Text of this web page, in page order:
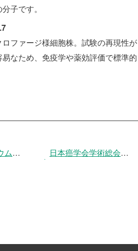
子です。
ファージ様細胞株。試験の再現性が
なため、免疫学や薬効評価で標準的
日本癌学会学術総会に
ム研究の文献リストを公開しました